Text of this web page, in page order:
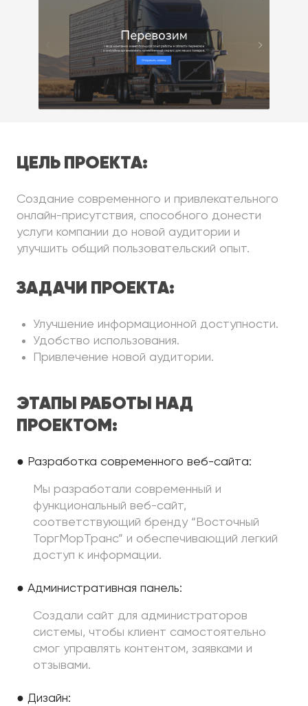
ЦЕЛЬ ПРОЕКТА:
Создание современного и привлекательного
онлайн-присутствия, способного донести
услуги компании до новой аудитории и
улучшить общий пользовательский опыт.
ЗАДАЧИ ПРОЕКТА:
Улучшение информационной доступности.
Удобство использования.
Привлечение новой аудитории.
ЭТАПЫ РАБОТЫ НАД
ПРОЕКТОМ:
● Разработка современного веб-сайта:
Мы разработали современный и
функциональный веб-сайт,
соответствующий бренду “Восточный
ТоргМорТранс” и обеспечивающий легкий
доступ к информации.
● Административная панель:
Создали сайт для администраторов
системы, чтобы клиент самостоятельно
смог управлять контентом, заявками и
отзывами.
● Дизайн: